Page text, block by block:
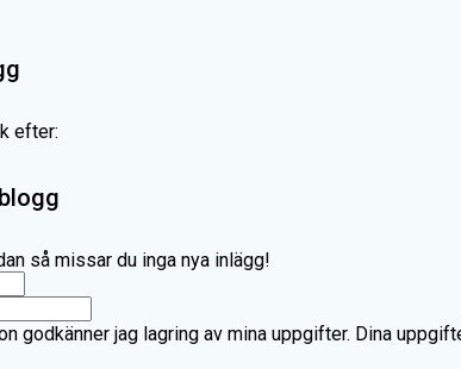
efter:
så missar du inga nya inlägg!
godkänner jag lagring av mina uppgifter. Dina